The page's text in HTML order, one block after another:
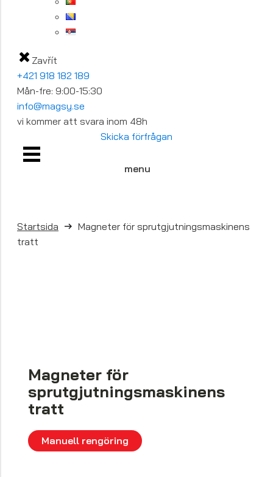
Zavřít
+421 918 182 189
Mån-fre: 9:00-15:30
info@magsy.se
vi kommer att svara inom 48h
Skicka förfrågan
menu
Startsida
Magneter för sprutgjutningsmaskinens
tratt
Magneter för
sprutgjutningsmaskinens
tratt
Manuell rengöring